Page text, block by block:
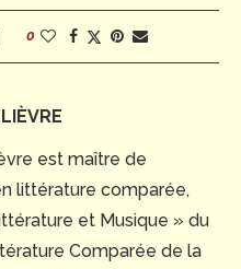
0
est maître de
littérature comparée,
et Musique » du
Comparée de la